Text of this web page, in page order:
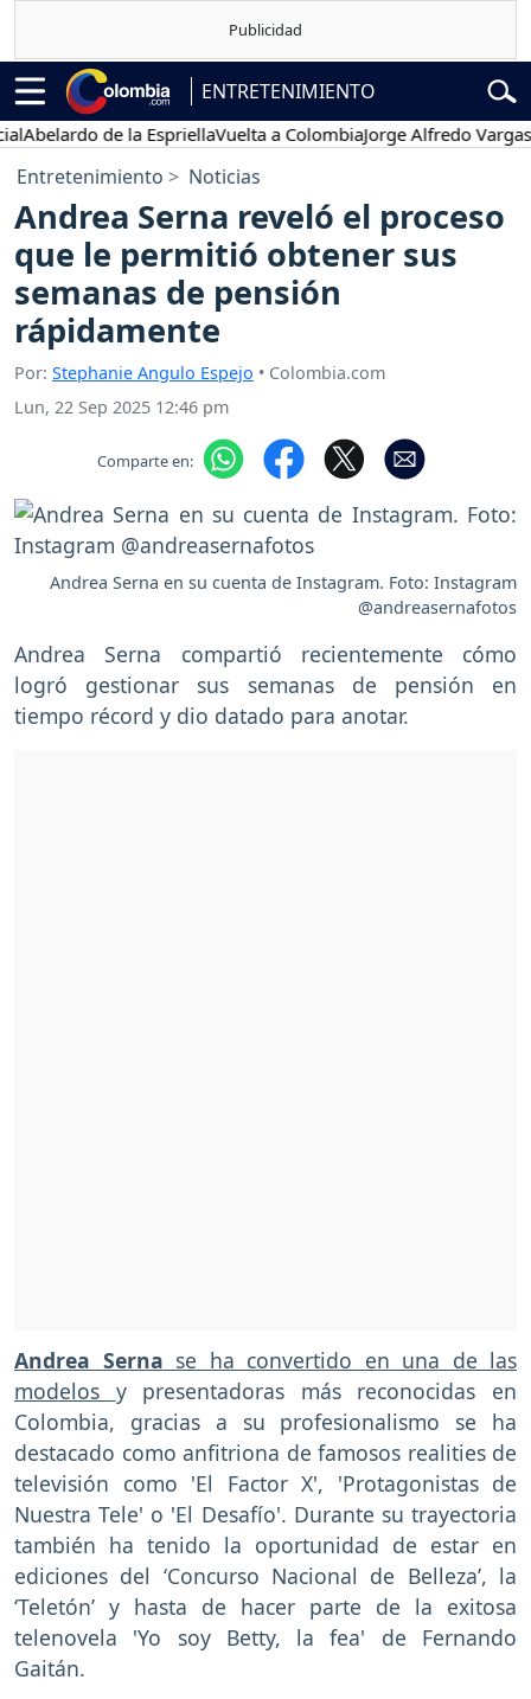
ENTRETENIMIENTO
de la EspriellaVuelta a ColombiaJorge Alfredo Vargas
Entretenimiento Noticias
Andrea Serna reveló el proceso
que le permitió obtener sus
semanas de pensión
rápidamente
Por: Stephanie Angulo Espejo • Colombia.com
Lun, 22 Sep 2025 12:46 pm
Comparte en:
Andrea Serna en su cuenta de Instagram. Foto: Instagram
@andreasernafotos
Andrea Serna compartió recientemente cómo
logró gestionar sus semanas de pensión en
tiempo récord y dio datado para anotar.
Andrea Serna se ha convertido en una de las
modelos y presentadoras más reconocidas en
Colombia, gracias a su profesionalismo se ha
destacado como anfitriona de famosos realities de
televisión como 'El Factor X', 'Protagonistas de
Nuestra Tele' o 'El Desafío'. Durante su trayectoria
también ha tenido la oportunidad de estar en
ediciones del ‘Concurso Nacional de Belleza’, la
‘Teletón’ y hasta de hacer parte de la exitosa
telenovela 'Yo soy Betty, la fea' de Fernando
Gaitán.